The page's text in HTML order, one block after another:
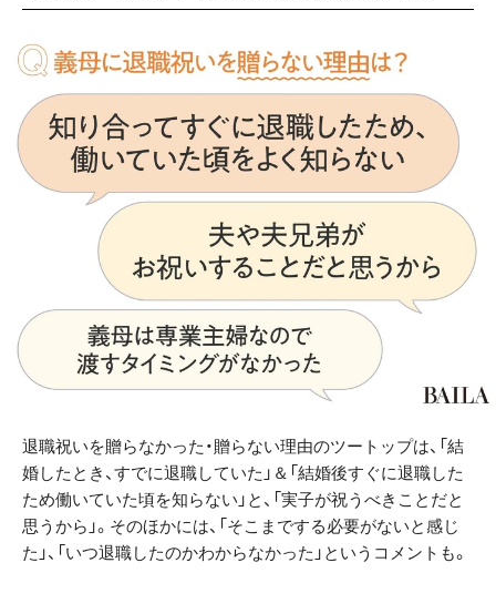
退職祝いを贈らなかった・贈らない理由のツートップは、「結
婚したとき、すでに退職していた」＆「結婚後すぐに退職した
ため働いていた頃を知らない」と、「実子が祝うべきことだと
思うから」。そのほかには、「そこまでする必要がないと感じ
た」、「いつ退職したのかわからなかった」というコメントも。